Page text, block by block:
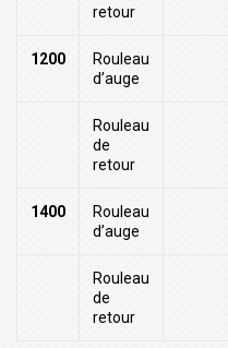
retour
1200
Rouleau
d’auge
Rouleau
de
retour
1400
Rouleau
d’auge
Rouleau
de
retour